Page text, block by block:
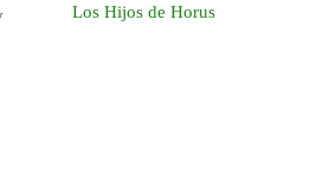
Los Hijos de Horus